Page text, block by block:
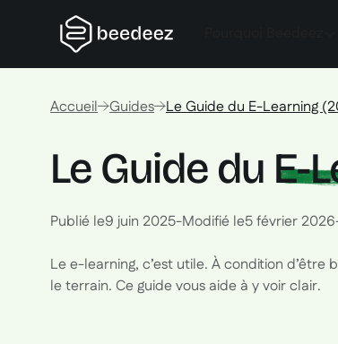
Accueil Guides Le Guide du E-Learning
Le Guide du E-
Publié le9 juin 2025-Modifié le5 février 2026
Le e-learning, c’est utile. À condition
le terrain. Ce guide vous aide à y voir clair.